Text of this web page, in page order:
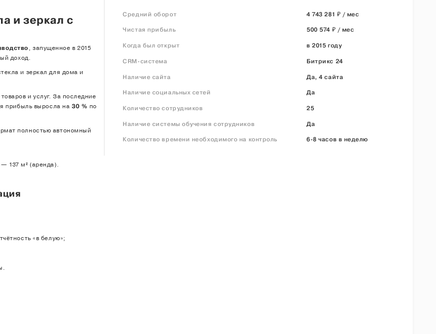
и зеркал с
, запущенное в 2015
доход.
и зеркал для дома и
и услуг. За последние
прибыль выросла на 30 % по
полностью автономный
137 м² (аренда).
«в белую»;
Средний оборот
4 743 281 ₽ / мес
Чистая прибыль
500 574 ₽ / мес
Когда был открыт
в 2015 году
CRM-система
Битрикс 24
Наличие сайта
Да, 4 сайта
Наличие социальных сетей
Да
Количество сотрудников
25
Наличие системы обучения сотрудников
Да
Количество времени необходимого на контроль
6-8 часов в неделю